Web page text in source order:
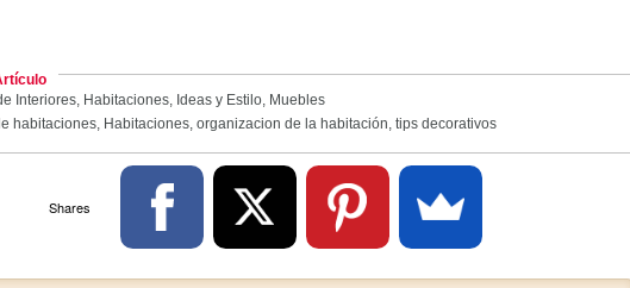
Interiores, Habitaciones, Ideas y Estilo, Muebles
habitaciones, Habitaciones, organizacion de la habitación, tips decorativos
Shares